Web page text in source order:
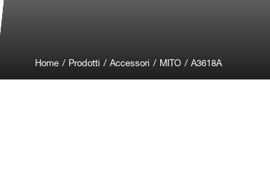
Home / Prodotti / Accessori / MITO / A3618A